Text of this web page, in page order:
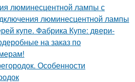
люминесцентной лампы с
люминесцентной лампы
купе. Фабрика Купе: двери-
на заказ по
Особенности